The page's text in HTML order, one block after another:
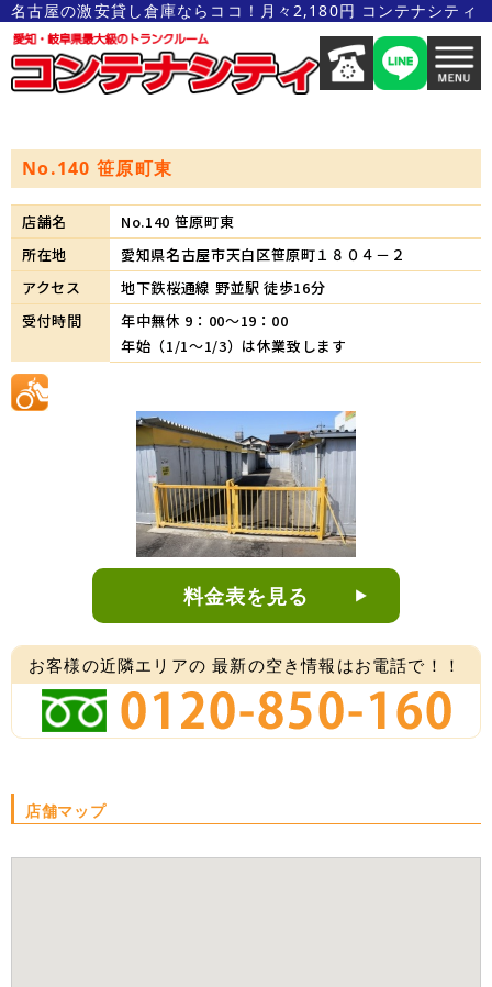
名古屋の激安貸し倉庫ならココ！月々2,180円 コンテナシティ
No.140 笹原町東
店舗名
No.140 笹原町東
所在地
愛知県名古屋市天白区笹原町１８０４－２
アクセス
地下鉄桜通線 野並駅 徒歩16分
受付時間
年中無休 9：00～19：00
年始（1/1～1/3）は休業致します
料金表を見る
お客様の近隣エリアの 最新の空き情報はお電話で！！
店舗マップ